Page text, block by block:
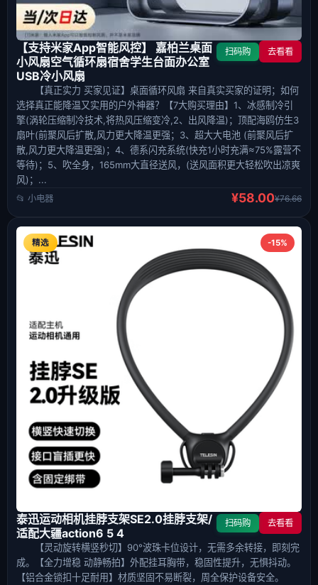
【支持米家App智能风控】 嘉柏兰桌面
小风扇空气循环扇宿舍学生台面办公室
USB冷小风扇
扫码购 去看看
【真正实力 买家见证】桌面循环风扇 来自真实买家的证明；如何
选择真正能降温又实用的户外神器？【7大购买理由】1、冰感制冷引
擎(涡轮压缩制冷技术,将热风压缩变冷,2、出风降温)；顶配海鸥仿生3
扇叶(前聚风后扩散,风力更大降温更强；3、超大大电池 (前聚风后扩
散,风力更大降温更强)；4、德系闪充系统(快充1小时充满≈75%露营不
等待)；5、吹全身，165mm大直径送风，(送风面积更大轻松吹出凉爽
风)；...
📂 小电器 ¥58.00¥76.66
-15%
精选
泰迅运动相机挂脖支架SE2.0挂脖支架/
适配大疆action6 5 4
扫码购 去看看
【灵动旋转横竖秒切】90°波珠卡位设计，无需多余转接，即刻完
成。【全力增稳 动静畅拍】外配挂耳胸带，稳固性提升，无惧抖动。
【铝合金锁扣十足耐用】材质坚固不易断裂，周全保护设备安全。